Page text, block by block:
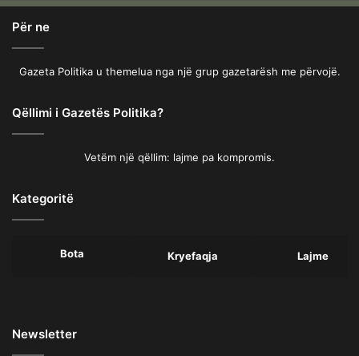
Për ne
Gazeta Politika u themelua nga një grup gazetarësh me përvojë.
Qëllimi i Gazetës Politika?
Vetëm një qëllim: lajme pa kompromis.
Kategoritë
Bota Kryefaqja Lajme
Newsletter